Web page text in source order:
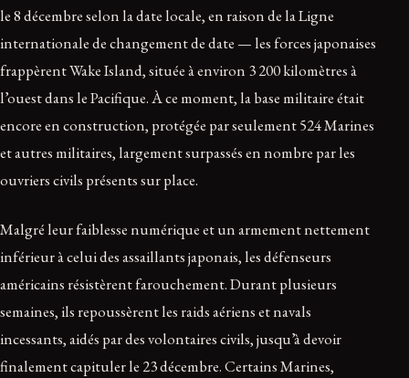
le 8 décembre selon la date locale, en raison de la Ligne
internationale de changement de date — les forces japonaises
frappèrent Wake Island, située à environ 3 200 kilomètres à
l’ouest dans le Pacifique. À ce moment, la base militaire était
encore en construction, protégée par seulement 524 Marines
et autres militaires, largement surpassés en nombre par les
ouvriers civils présents sur place.
Malgré leur faiblesse numérique et un armement nettement
inférieur à celui des assaillants japonais, les défenseurs
américains résistèrent farouchement. Durant plusieurs
semaines, ils repoussèrent les raids aériens et navals
incessants, aidés par des volontaires civils, jusqu’à devoir
finalement capituler le 23 décembre. Certains Marines,